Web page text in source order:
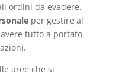
ordini da evadere.
per gestire al
tutto a portato
aree che si